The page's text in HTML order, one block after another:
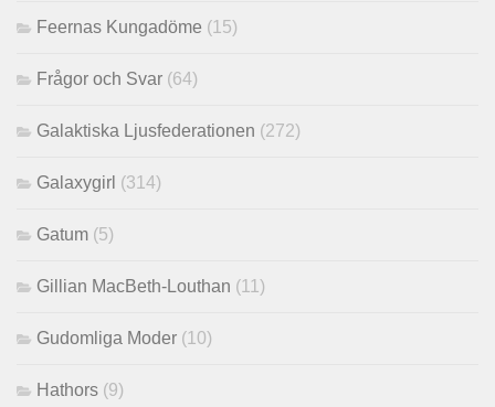
Feernas Kungadöme (15)
Frågor och Svar (64)
Galaktiska Ljusfederationen (272)
Galaxygirl (314)
Gatum (5)
Gillian MacBeth-Louthan (11)
Gudomliga Moder (10)
Hathors (9)